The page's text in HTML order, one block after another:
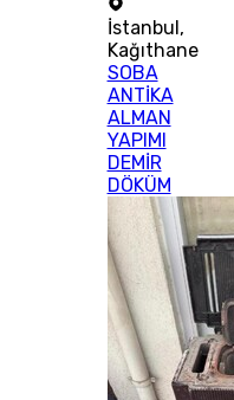
İstanbul ,
Kağıthane
SOBA
ANTİKA
ALMAN
YAPIMI
DEMİR
DÖKÜM